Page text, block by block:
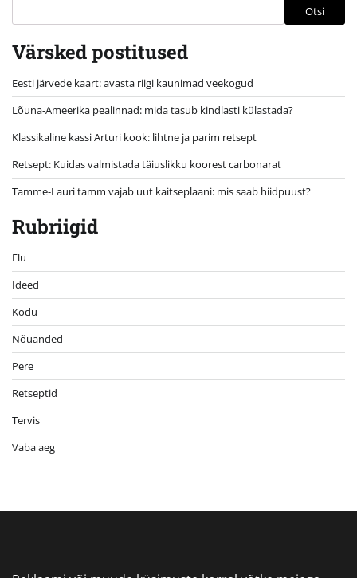
Otsi
Värsked postitused
Eesti järvede kaart: avasta riigi kaunimad veekogud
Lõuna-Ameerika pealinnad: mida tasub kindlasti külastada?
Klassikaline kassi Arturi kook: lihtne ja parim retsept
Retsept: Kuidas valmistada täiuslikku koorest carbonarat
Tamme-Lauri tamm vajab uut kaitseplaani: mis saab hiidpuust?
Rubriigid
Elu
Ideed
Kodu
Nõuanded
Pere
Retseptid
Tervis
Vaba aeg